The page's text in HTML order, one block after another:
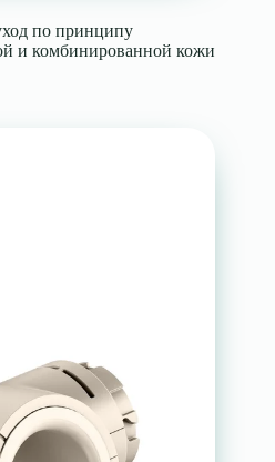
по принципу
и комбинированной кожи